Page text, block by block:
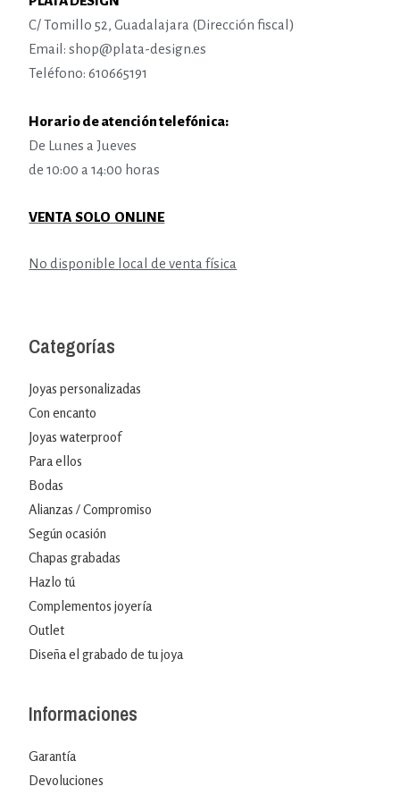
C/ Tomillo 52, Guadalajara (Dirección fiscal)
Email: shop@plata-design.es
Teléfono: 610665191
Horario de atención telefónica:
De Lunes a Jueves
de 10:00 a 14:00 horas
VENTA SOLO ONLINE
No disponible local de venta física
Categorías
Joyas personalizadas
Con encanto
Joyas waterproof
Para ellos
Bodas
Alianzas / Compromiso
Según ocasión
Chapas grabadas
Hazlo tú
Complementos joyería
Outlet
Diseña el grabado de tu joya
Informaciones
Garantía
Devoluciones